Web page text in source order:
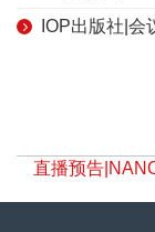
IOP出版社|
直播预告